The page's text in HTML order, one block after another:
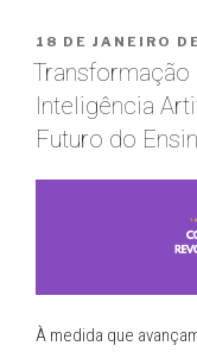
para
EAD:
VG
PUBLICADO
EM
18 DE JANEIRO
Transformação
Inteligência
Futuro do
À medida que